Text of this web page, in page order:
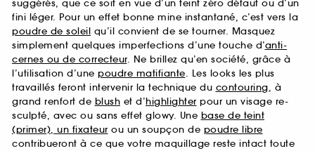
suggérés, que ce soit en vue d’un teint zéro défaut ou d’un
fini léger. Pour un effet bonne mine instantané, c’est vers la
poudre de soleil qu’il convient de se tourner. Masquez
simplement quelques imperfections d’une touche d’anti-
cernes ou de correcteur. Ne brillez qu’en société, grâce à
l’utilisation d’une poudre matifiante. Les looks les plus
travaillés feront intervenir la technique du contouring, à
grand renfort de blush et d’highlighter pour un visage re-
sculpté, avec ou sans effet glowy. Une base de teint
(primer), un fixateur ou un soupçon de poudre libre
contribueront à ce que votre maquillage reste intact toute